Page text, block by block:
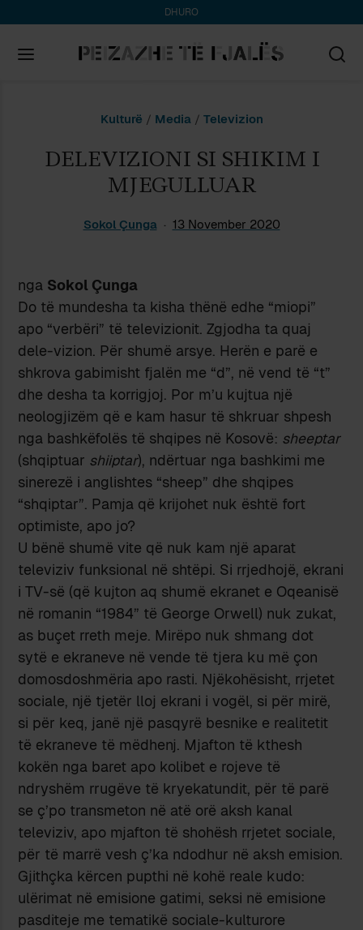
DHURO
Kulturë / Media/ Televizion
DELEVIZIONI SI SHIKIM I
MJEGULLUAR
Sokol Çunga 13 November 2020
nga Sokol Çunga
Do të mundesha ta kisha thënë edhe “miopi”
apo “verbëri” të televizionit. Zgjodha ta quaj
dele-vizion. Për shumë arsye. Herën e parë e
shkrova gabimisht fjalën me “d”, në vend të “t”
dhe desha ta korrigjoj. Por m’u kujtua një
neologjizëm që e kam hasur të shkruar shpesh
nga bashkëfolës të shqipes në Kosovë: sheeptar
(shqiptuar shiiptar), ndërtuar nga bashkimi me
sinerezë i anglishtes “sheep” dhe shqipes
“shqiptar”. Pamja që krijohet nuk është fort
optimiste, apo jo?
U bënë shumë vite që nuk kam një aparat
televiziv funksional në shtëpi. Si rrjedhojë, ekrani
i TV-së (që kujton aq shumë ekranet e Oqeanisë
në romanin “1984” të George Orwell) nuk zukat,
as buçet rreth meje. Mirëpo nuk shmang dot
sytë e ekraneve në vende të tjera ku më çon
domosdoshmëria apo rasti. Njëkohësisht, rrjetet
sociale, një tjetër lloj ekrani i vogël, si për mirë,
si për keq, janë një pasqyrë besnike e realitetit
të ekraneve të mëdhenj. Mjafton të kthesh
kokën nga baret apo kolibet e rojeve të
ndryshëm rrugëve të kryekatundit, për të parë
se ç’po transmeton në atë orë aksh kanal
televiziv, apo mjafton të shohësh rrjetet sociale,
për të marrë vesh ç’ka ndodhur në aksh emision.
Gjithçka kërcen pupthi në kohë reale kudo:
ulërimat në emisione gatimi, seksi në emisione
pasditeje me tematikë sociale-kulturore